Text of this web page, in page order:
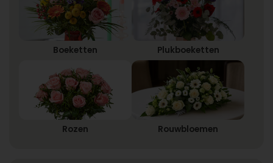
Boeketten Plukboeketten
Rozen Rouwbloemen